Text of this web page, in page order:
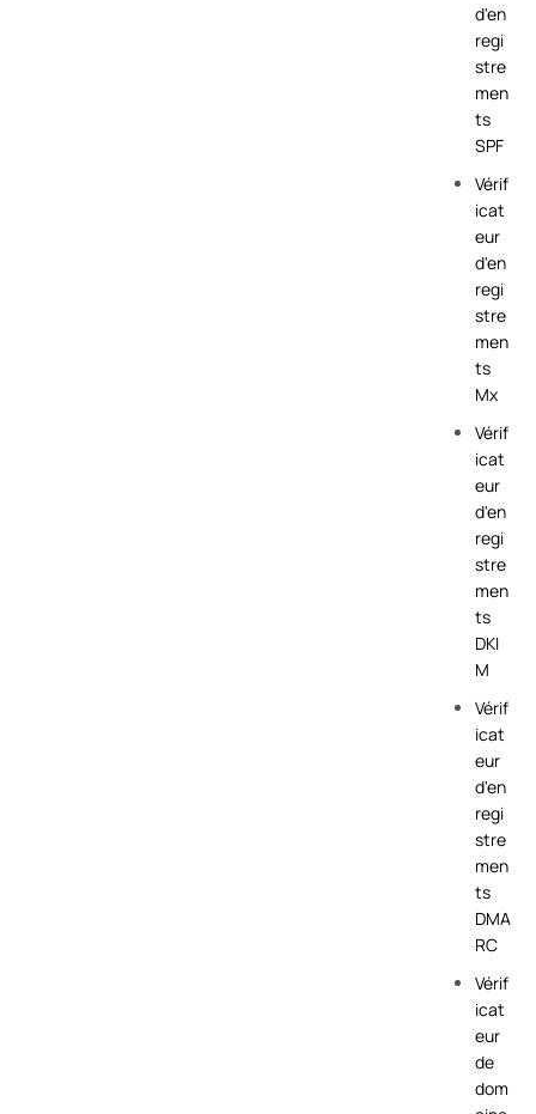
d'en
regi
stre
men
ts
SPF
Vérif
icat
eur
d'en
regi
stre
men
ts
Mx
Vérif
icat
eur
d'en
regi
stre
men
ts
DKI
M
Vérif
icat
eur
d'en
regi
stre
men
ts
DMA
RC
Vérif
icat
eur
de
dom